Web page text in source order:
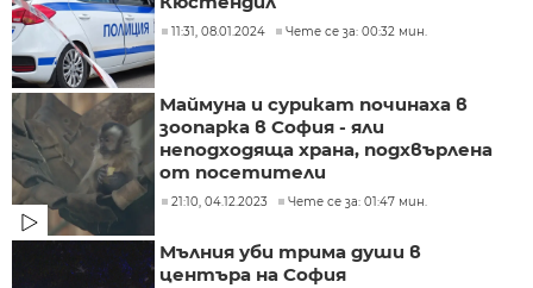
11:31, 08.01.2024 Чете се за: 00:32 мин.
Маймуна и сурикат починаха в
зоопарка в София - яли
неподходяща храна, подхвърлена
от посетители
21:10, 04.12.2023 Чете се за: 01:47 мин.
Мълния уби трима души в
центъра на София